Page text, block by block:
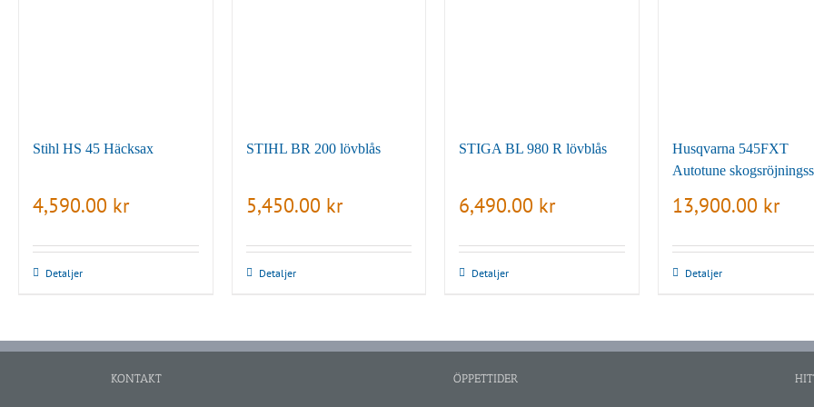
Stihl HS 45 Häcksax
4,590.00 kr
Detaljer
STIHL BR 200 lövblås
5,450.00 kr
Detaljer
STIGA BL 980 R lövblås
6,490.00 kr
Detaljer
Husqvarna 545FXT
Autotune
13,900.00 kr
Detaljer
KONTAKT ÖPPETTIDER